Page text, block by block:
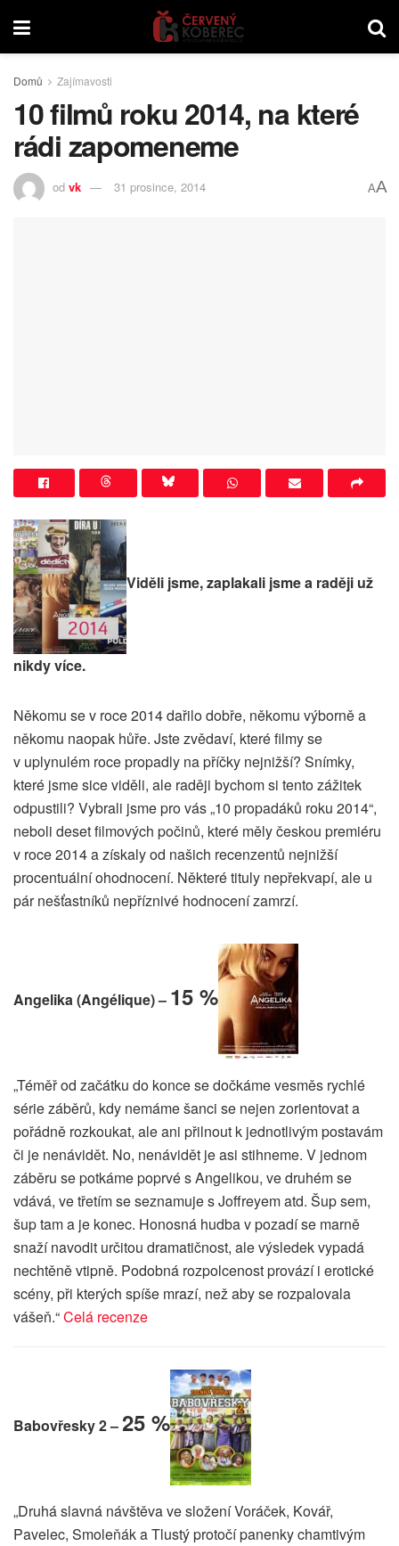
Domů Zajímavosti
10 filmů roku 2014, na které
rádi zapomeneme
od vk 31 prosince, 2014 AA
Viděli jsme, zaplakali jsme a raději už
nikdy více.
Někomu se v roce 2014 dařilo dobře, někomu výborně a
někomu naopak hůře. Jste zvědaví, které filmy se
v uplynulém roce propadly na příčky nejnižší? Snímky,
které jsme sice viděli, ale raději bychom si tento zážitek
odpustili? Vybrali jsme pro vás „10 propadáků roku 2014“,
neboli deset filmových počinů, které měly českou premiéru
v roce 2014 a získaly od našich recenzentů nejnižší
procentuální ohodnocení. Některé tituly nepřekvapí, ale u
pár nešťastníků nepříznivé hodnocení zamrzí.
Angelika (Angélique) – 15 %
„Téměř od začátku do konce se dočkáme vesměs rychlé
série záběrů, kdy nemáme šanci se nejen zorientovat a
pořádně rozkoukat, ale ani přilnout k jednotlivým postavám
či je nenávidět. No, nenávidět je asi stihneme. V jednom
záběru se potkáme poprvé s Angelikou, ve druhém se
vdává, ve třetím se seznamuje s Joffreyem atd. Šup sem,
šup tam a je konec. Honosná hudba v pozadí se marně
snaží navodit určitou dramatičnost, ale výsledek vypadá
nechtěně vtipně. Podobná rozpolcenost provází i erotické
scény, při kterých spíše mrazí, než aby se rozpalovala
vášeň.“Celá recenze
Babovřesky 2 –25 %
„Druhá slavná návštěva ve složení Voráček, Kovář,
Pavelec, Smoleňák a Tlustý protočí panenky chamtivým